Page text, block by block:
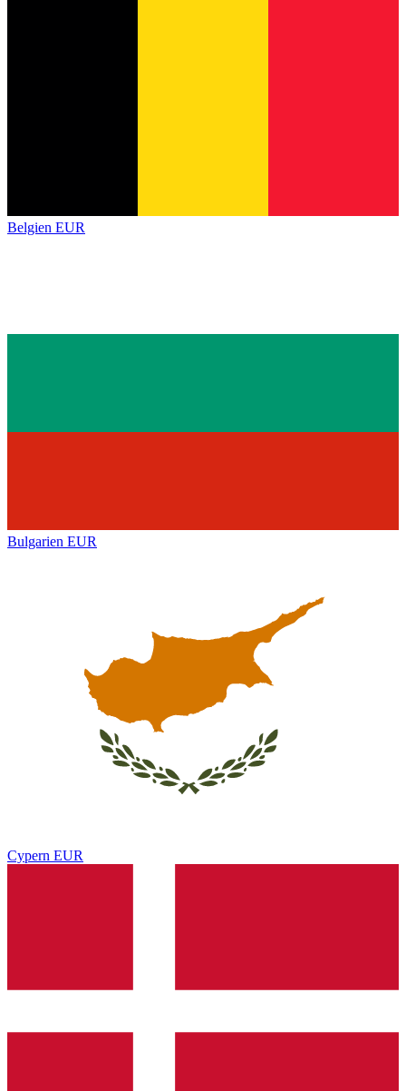
Belgien EUR
Bulgarien EUR
Cypern EUR